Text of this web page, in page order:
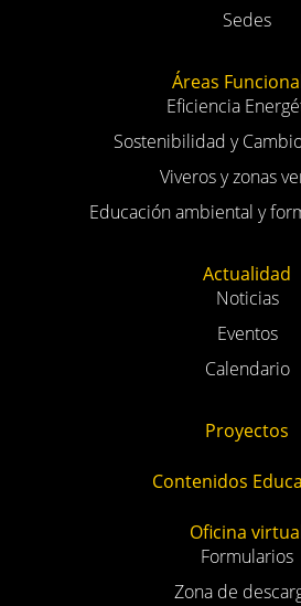
Sedes
Áreas
Eficiencia
Sostenibilidad y
Viveros y zonas
Educación ambiental y
Actualidad
Noticias
Eventos
Calendario
Proyectos
Contenidos
Oficina
Formularios
Zona de